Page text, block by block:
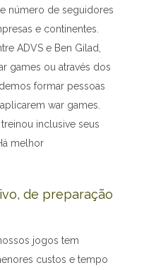
número de seguidores
e continentes.
ADVS e Ben Gilad,
games ou através dos
formar pessoas
war games.
inclusive seus
melhor
de preparação
jogos tem
custos e tempo